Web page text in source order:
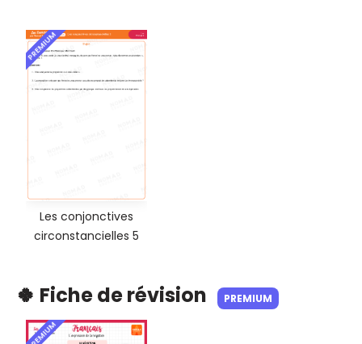
PREMIUM
Les conjonctives
circonstancielles 5
🍀 Fiche de révision PREMIUM
PREMIUM